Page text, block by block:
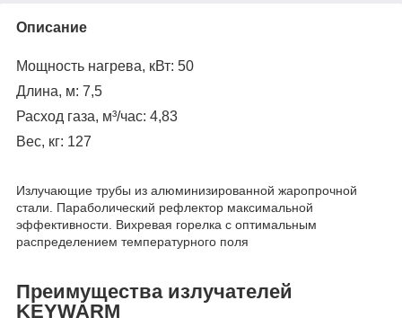
Описание
Мощность нагрева, кВт: 50
Длина, м: 7,5
Расход газа, м³/час: 4,83
Вес, кг: 127
Излучающие трубы из алюминизированной жаропрочной
стали. Параболический рефлектор максимальной
эффективности. Вихревая горелка с оптимальным
распределением температурного поля
Преимущества излучателей
KEYWARM